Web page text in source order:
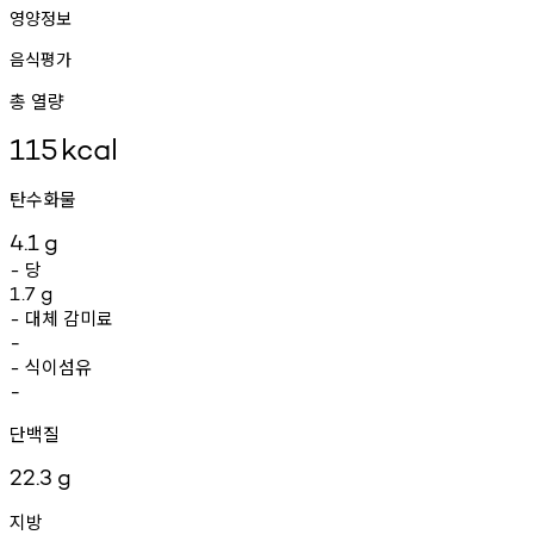
영양정보
음식평가
총 열량
115kcal
탄수화물
4.1 g
- 당
1.7 g
- 대체 감미료
-
- 식이섬유
-
단백질
22.3 g
지방